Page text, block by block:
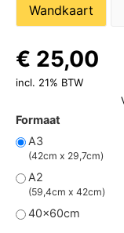
Wandkaart
Formaat
A3
(42cm x 29,7cm)
A2
(59,4cm x 42cm)
40x60cm
€ 25,00
incl. 21% BTW